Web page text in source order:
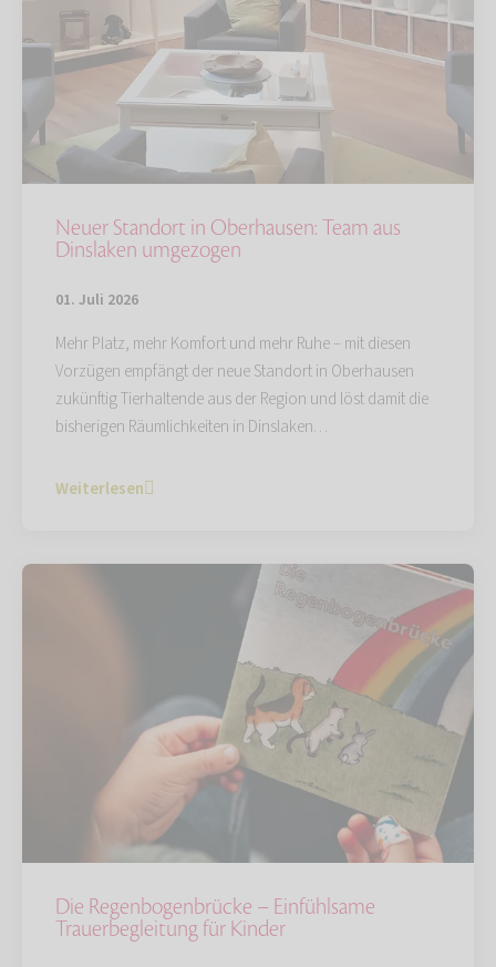
Neuer Standort in Oberhausen: Team aus
Dinslaken umgezogen
01. Juli 2026
Mehr Platz, mehr Komfort und mehr Ruhe – mit diesen
Vorzügen empfängt der neue Standort in Oberhausen
zukünftig Tierhaltende aus der Region und löst damit die
bisherigen Räumlichkeiten in Dinslaken…
Weiterlesen
Die Regenbogenbrücke – Einfühlsame
Trauerbegleitung für Kinder